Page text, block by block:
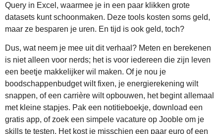
Query in Excel, waarmee je in een paar klikken grote
datasets kunt schoonmaken. Deze tools kosten soms geld,
maar ze besparen je uren. En tijd is ook geld, toch?
Dus, wat neem je mee uit dit verhaal? Meten en berekenen
is niet alleen voor nerds; het is voor iedereen die zijn leven
een beetje makkelijker wil maken. Of je nou je
boodschappenbudget wilt fixen, je energierekening wilt
snappen, of een carrière wilt opbouwen, het begint allemaal
met kleine stapjes. Pak een notitieboekje, download een
gratis app, of zoek een simpele vacature op Jooble om je
skills te testen. Het kost je misschien een paar euro of een